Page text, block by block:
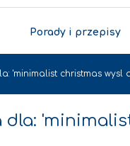
Porady i przepisy
'minimalist christmas wysl
dla: